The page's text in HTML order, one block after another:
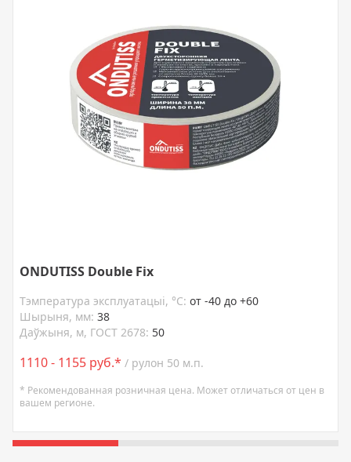
ONDUTISS Double Fix
Тэмпература эксплуатацыі, °C: от -40 до +60
Шырыня, мм: 38
Даўжыня, м, ГОСТ 2678: 50
1110 - 1155 руб.* / рулон 50 м.п.
* Рекомендованная розничная цена. Может отличаться от цен в
вашем регионе.